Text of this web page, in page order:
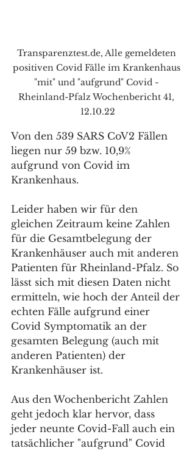
Transparenztest.de, Alle gemeldeten
positiven Covid Fälle im Krankenhaus
"mit" und "aufgrund" Covid -
Rheinland-Pfalz Wochenbericht 41,
12.10.22
Von den 539 SARS CoV2 Fällen
liegen nur 59 bzw. 10,9%
aufgrund von Covid im
Krankenhaus.
Leider haben wir für den
gleichen Zeitraum keine Zahlen
für die Gesamtbelegung der
Krankenhäuser auch mit anderen
Patienten für Rheinland-Pfalz. So
lässt sich mit diesen Daten nicht
ermitteln, wie hoch der Anteil der
echten Fälle aufgrund einer
Covid Symptomatik an der
gesamten Belegung (auch mit
anderen Patienten) der
Krankenhäuser ist.
Aus den Wochenbericht Zahlen
geht jedoch klar hervor, dass
jeder neunte Covid-Fall auch ein
tatsächlicher "aufgrund" Covid